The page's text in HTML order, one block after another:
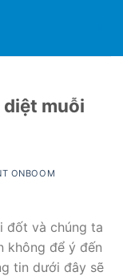
muỗi
ONBOOM
đốt và chúng ta
không để ý đến
tin dưới đây sẽ